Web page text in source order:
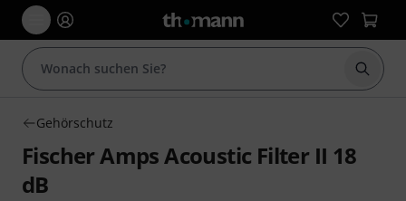
Suche
Gehörschutz
Fischer Amps Acoustic Filter II 18
dB